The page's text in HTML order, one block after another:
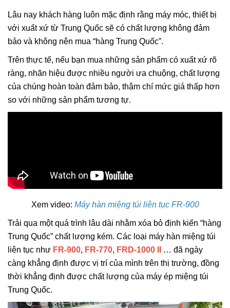
Lâu nay khách hàng luôn mặc định rằng máy móc, thiết bị
với xuất xứ từ Trung Quốc sẽ có chất lượng không đảm
bảo và không nên mua “hàng Trung Quốc”.
Trên thực tế, nếu bạn mua những sản phẩm có xuất xứ rõ
ràng, nhãn hiệu được nhiều người ưa chuộng, chất lượng
của chúng hoàn toàn đảm bảo, thậm chí mức giá thấp hơn
so với những sản phẩm tương tự.
Xem video: Máy hàn miệng túi liên tục FR-900
Trải qua một quá trình lâu dài nhằm xóa bỏ định kiến “hàng
Trung Quốc” chất lượng kém. Các loại máy hàn miệng túi
liên tục như FR-900, FR-770, FRD-1000 II
… đã ngày
càng khẳng định được vị trí của mình trên thị trường, đồng
thời khẳng định được chất lượng của máy ép miệng túi
Trung Quốc.